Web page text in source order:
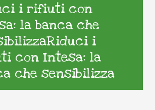
i rifiuti con
la banca che
i
con Intesa: la
che sensibilizza